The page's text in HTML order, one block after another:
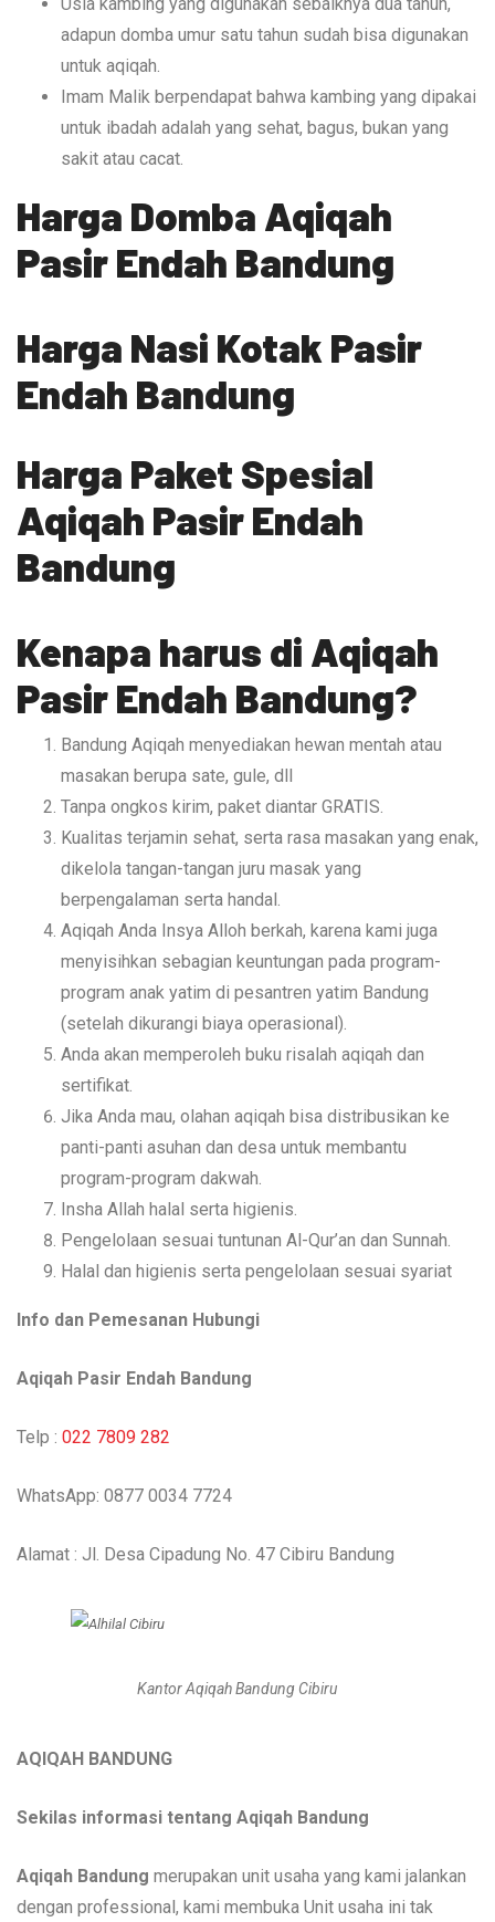
adapun domba umur satu tahun sudah bisa digunakan
untuk aqiqah.
Imam Malik berpendapat bahwa kambing yang dipakai
untuk ibadah adalah yang sehat, bagus, bukan yang
sakit atau cacat.
Harga Domba Aqiqah
Pasir Endah Bandung
Harga Nasi Kotak Pasir
Endah Bandung
Harga Paket Spesial
Aqiqah Pasir Endah
Bandung
Kenapa harus di Aqiqah
Pasir Endah Bandung?
Bandung Aqiqah menyediakan hewan mentah atau
masakan berupa sate, gule, dll
Tanpa ongkos kirim, paket diantar GRATIS.
Kualitas terjamin sehat, serta rasa masakan yang enak,
dikelola tangan-tangan juru masak yang
berpengalaman serta handal.
Aqiqah Anda Insya Alloh berkah, karena kami juga
menyisihkan sebagian keuntungan pada program-
program anak yatim di pesantren yatim Bandung
(setelah dikurangi biaya operasional).
Anda akan memperoleh buku risalah aqiqah dan
sertifikat.
Jika Anda mau, olahan aqiqah bisa distribusikan ke
panti-panti asuhan dan desa untuk membantu
program-program dakwah.
Insha Allah halal serta higienis.
Pengelolaan sesuai tuntunan Al-Qur’an dan Sunnah.
Halal dan higienis serta pengelolaan sesuai syariat
Info dan Pemesanan Hubungi
Aqiqah Pasir Endah Bandung
Telp : 022 7809 282
WhatsApp: 0877 0034 7724
Alamat : Jl. Desa Cipadung No. 47 Cibiru Bandung
Kantor Aqiqah Bandung Cibiru
AQIQAH BANDUNG
Sekilas informasi tentang Aqiqah Bandung
Aqiqah Bandung merupakan unit usaha yang kami jalankan
dengan professional, kami membuka Unit usaha ini tak